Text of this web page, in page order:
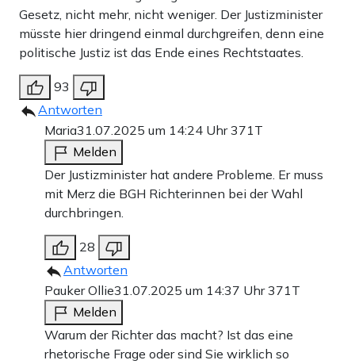
Gesetz, nicht mehr, nicht weniger. Der Justizminister
müsste hier dringend einmal durchgreifen, denn eine
politische Justiz ist das Ende eines Rechtstaates.
93
Antworten
Maria31.07.2025 um 14:24 Uhr371T
Melden
Der Justizminister hat andere Probleme. Er muss
mit Merz die BGH Richterinnen bei der Wahl
durchbringen.
28
Antworten
Pauker Ollie31.07.2025 um 14:37 Uhr371T
Melden
Warum der Richter das macht? Ist das eine
rhetorische Frage oder sind Sie wirklich so